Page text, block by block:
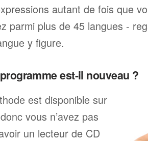
autant de fois que
parmi plus de 45 langues -
y figure.
est-il nouveau ?
est disponible sur
vous n’avez pas
un lecteur de CD